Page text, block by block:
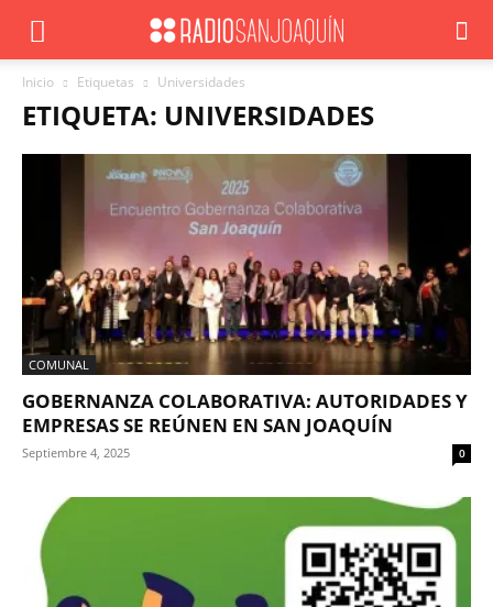
Inicio Etiquetas Universidades
ETIQUETA: UNIVERSIDADES
COMUNAL
GOBERNANZA COLABORATIVA: AUTORIDADES Y
EMPRESAS SE REÚNEN EN SAN JOAQUÍN
Septiembre 4, 2025 0